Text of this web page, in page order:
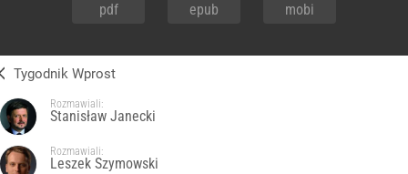
pdf epub mobi
Tygodnik Wprost
Rozmawiali:
Stanisław Janecki
Rozmawiali:
Leszek Szymowski